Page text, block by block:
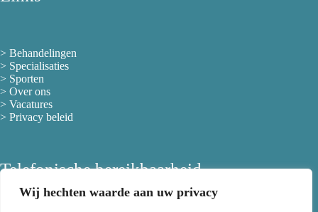
Wij hechten waarde aan uw privacy
> Behandelingen
> Specialisaties
> Sporten
> Over ons
> Vacatures
> Privacy beleid
Telefonische bereikbaarheid